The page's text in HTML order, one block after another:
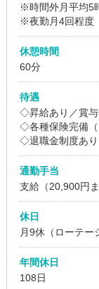
※時間外月平均5
※夜勤月4回程度
休憩時間
60分
待遇
◇昇給あり／賞与
◇各種保険完備（
◇退職金制度あり
通勤手当
支給（20,900円
休日
月9休（ローテー
年間休日
108日